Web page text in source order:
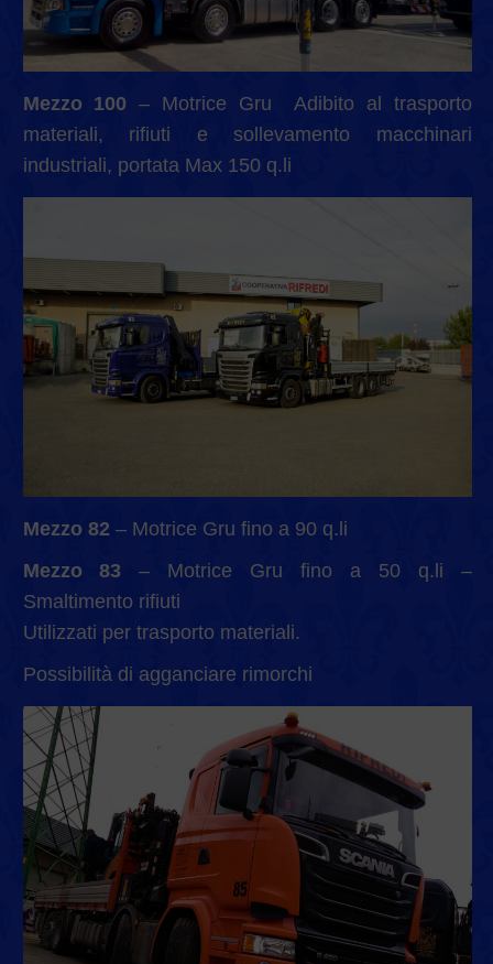
Mezzo 100 – Motrice Gru Adibito al trasporto
materiali, rifiuti e sollevamento macchinari
industriali, portata Max 150 q.li
Mezzo 82 – Motrice Gru fino a 90 q.li
Mezzo 83 – Motrice Gru fino a 50 q.li –
Smaltimento rifiuti
Utilizzati per trasporto materiali.
Possibilità di agganciare rimorchi